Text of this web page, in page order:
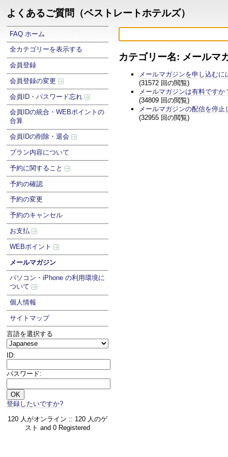
よくあるご質問（ベストレートホテルズ）
FAQ ホーム
全カテゴリーを表示する
会員登録
会員登録の変更
会員ID・パスワード忘れ
会員IDの統合・WEBポイントの
合算
会員IDの削除・退会
プラン内容について
予約に関すること
予約の確認
予約の変更
予約のキャンセル
お支払
WEBポイント
メールマガジン
パソコン・iPhone の利用環境に
ついて
個人情報
サイトマップ
言語を選択する
ID:
パスワード:
登録したいですか?
120 人がオンライン :: 120 人のゲ
スト and 0 Registered
カテゴリー名: メールマ
メールマガジンを申し込む
(31572 回の閲覧)
メールマガジンは有料ですか
(34809 回の閲覧)
メールマガジンの配信を停止
(32955 回の閲覧)